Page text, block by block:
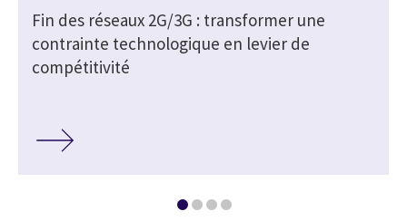
Fin des réseaux 2G/3G : transformer une
contrainte technologique en levier de
compétitivité